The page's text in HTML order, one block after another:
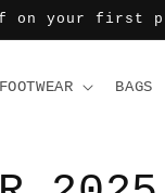
on your first
FOOTWEAR BAGS